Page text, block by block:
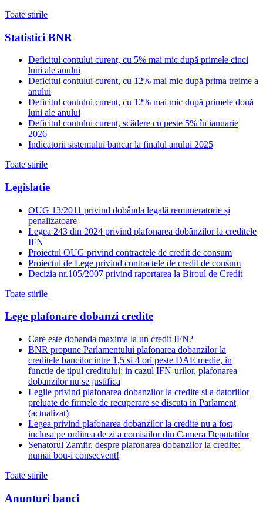
Toate stirile
Statistici BNR
Deficitul contului curent, cu 5% mai mic după primele cinci
luni ale anului
Deficitul contului curent, cu 12% mai mic după prima treime a
anului
Deficitul contului curent, cu 12% mai mic după primele două
luni ale anului
Deficitul contului curent, scădere cu peste 5% în ianuarie
2026
Indicatorii sistemului bancar la finalul anului 2025
Toate stirile
Legislatie
OUG 13/2011 privind dobânda legală remuneratorie și
penalizatoare
Legea 243 din 2024 privind plafonarea dobânzilor la creditele
IFN
Proiectul OUG privind contractele de credit de consum
Proiectul de Lege privind contractele de credit de consum
Decizia nr.105/2007 privind raportarea la Biroul de Credit
Toate stirile
Lege plafonare dobanzi credite
Care este dobanda maxima la un credit IFN?
BNR propune Parlamentului plafonarea dobanzilor la
creditele bancilor intre 1,5 si 4 ori peste DAE medie, in
functie de tipul creditului; in cazul IFN-urilor, plafonarea
dobanzilor nu se justifica
Legile privind plafonarea dobanzilor la credite si a datoriilor
preluate de firmele de recuperare se discuta in Parlament
(actualizat)
Legea privind plafonarea dobanzilor la credite nu a fost
inclusa pe ordinea de zi a comisiilor din Camera Deputatilor
Senatorul Zamfir, despre plafonarea dobanzilor la credite:
numai bou-i consecvent!
Toate stirile
Anunturi banci